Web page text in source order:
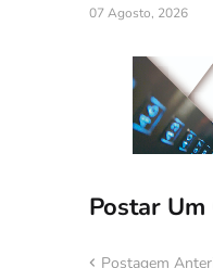
07 Agosto, 2026
Postar
Postagem